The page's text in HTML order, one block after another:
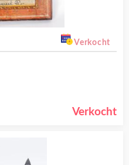
Verkocht
Verkocht